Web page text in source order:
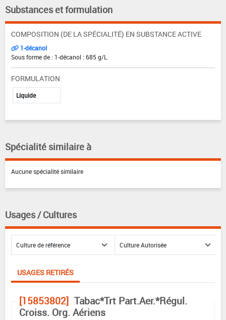
Substances et formulation
COMPOSITION (DE LA SPÉCIALITÉ) EN SUBSTANCE ACTIVE
1-décanol
Sous forme de : 1-décanol : 685 g/L
FORMULATION
Liquide
Spécialité similaire à
Aucune spécialité similaire
Usages / Cultures
USAGES RETIRÉS
[15853802] Tabac*Trt Part.Aer.*Régul.
Croiss. Org. Aériens